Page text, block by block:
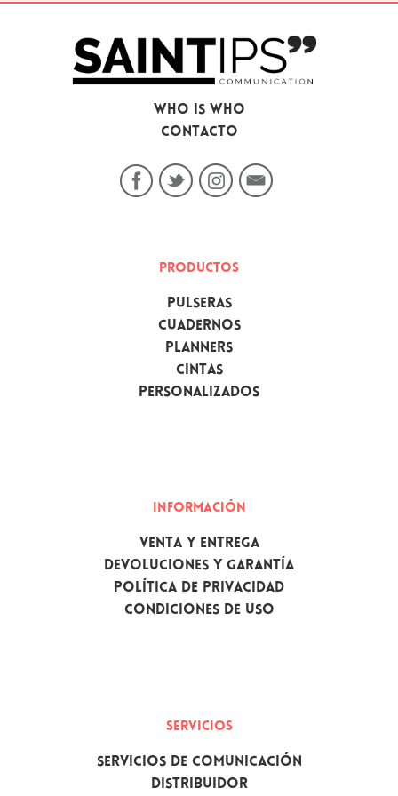
Descargables
Who is who
Contacto
PRODUCTOS
Pulseras
Cuadernos
Planners
Cintas
Personalizados
INFORMACIÓN
Venta y Entrega
Devoluciones y garantía
Política de privacidad
Condiciones de uso
SERVICIOS
Servicios de comunicación
Distribuidor